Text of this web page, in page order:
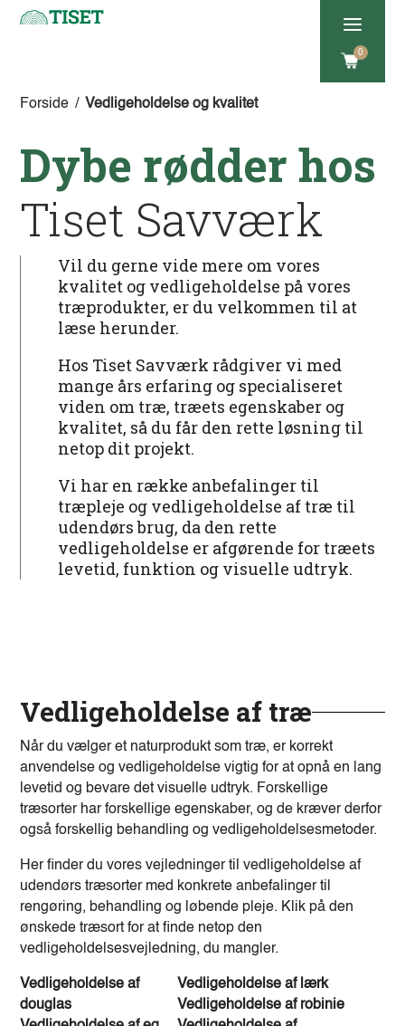
a
0
Forside / Vedligeholdelse og kvalitet
Dybe rødder hos
Tiset Savværk
Vil du gerne vide mere om vores
kvalitet og vedligeholdelse på vores
træprodukter, er du velkommen til at
læse herunder.
Hos Tiset Savværk rådgiver vi med
mange års erfaring og specialiseret
viden om træ, træets egenskaber og
kvalitet, så du får den rette løsning til
netop dit projekt.
Vi har en række anbefalinger til
træpleje og vedligeholdelse af træ til
udendørs brug, da den rette
vedligeholdelse er afgørende for træets
levetid, funktion og visuelle udtryk.
Vedligeholdelse af træ
Når du vælger et naturprodukt som træ, er korrekt
anvendelse og vedligeholdelse vigtig for at opnå en lang
levetid og bevare det visuelle udtryk. Forskellige
træsorter har forskellige egenskaber, og de kræver derfor
også forskellig behandling og vedligeholdelsesmetoder.
Her finder du vores vejledninger til vedligeholdelse af
udendørs træsorter med konkrete anbefalinger til
rengøring, behandling og løbende pleje. Klik på den
ønskede træsort for at finde netop den
vedligeholdelsesvejledning, du mangler.
Vedligeholdelse af
douglas
Vedligeholdelse af lærk
Vedligeholdelse af robinie